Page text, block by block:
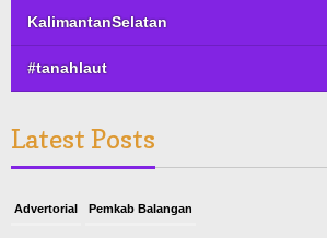
KalimantanSelatan
#tanahlaut
Latest Posts
Advertorial Pemkab Balangan